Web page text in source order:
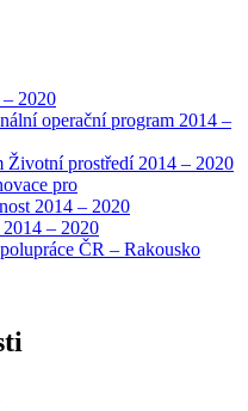
2020
operační program 2014 –
Životní prostředí 2014 – 2020
pro
2014 – 2020
2014 – 2020
ČR – Rakousko